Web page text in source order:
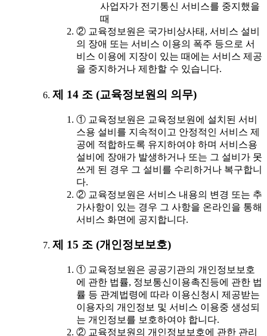
사업자가 전기통신 서비스를 중지했을
때
② 교육정보원은 국가비상사태, 서비스 설비
의 장애 또는 서비스 이용의 폭주 등으로 서
비스 이용에 지장이 있는 때에는 서비스 제공
을 중지하거나 제한할 수 있습니다.
제 14 조 (교육정보원의 의무)
① 교육정보원은 교육정보원에 설치된 서비
스용 설비를 지속적이고 안정적인 서비스 제
공에 적합하도록 유지하여야 하며 서비스용
설비에 장애가 발생하거나 또는 그 설비가 못
쓰게 된 경우 그 설비를 수리하거나 복구합니
다.
② 교육정보원은 서비스 내용의 변경 또는 추
가사항이 있는 경우 그 사항을 온라인을 통해
서비스 화면에 공지합니다.
제 15 조 (개인정보보호)
① 교육정보원은 공공기관의 개인정보보호
에 관한 법률, 정보통신이용촉진등에 관한 법
률 등 관계법령에 따라 이용신청시 제공받는
이용자의 개인정보 및 서비스 이용중 생성되
는 개인정보를 보호하여야 합니다.
② 교육정보원의 개인정보보호에 관한 관리